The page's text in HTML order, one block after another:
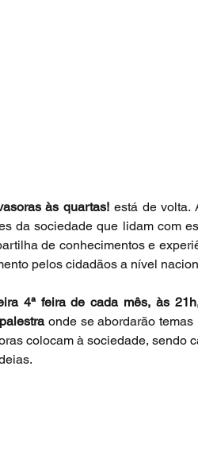
às quartas! está de volta.
da sociedade que lidam com
de conhecimentos e
pelos cidadãos a nível
4ª feira de cada mês, às
onde se abordarão
colocam à sociedade, sendo